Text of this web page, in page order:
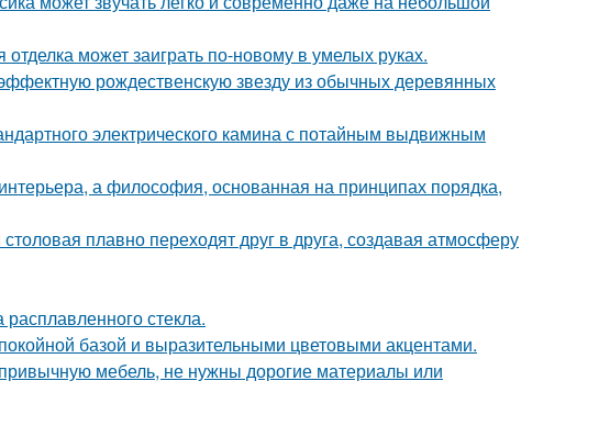
может заиграть по-новому в умелых руках.
рождественскую звезду из обычных деревянных
электрического камина с потайным выдвижным
а философия, основанная на принципах порядка,
плавно переходят друг в друга, создавая атмосферу
стекла.
базой и выразительными цветовыми акцентами.
мебель, не нужны дорогие материалы или